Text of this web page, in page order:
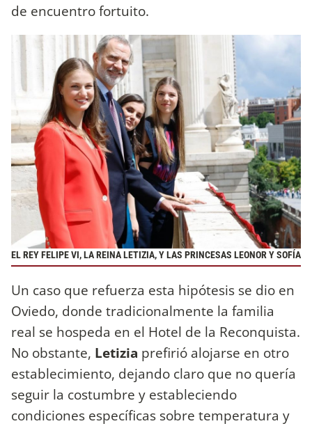
de encuentro fortuito.
EL REY FELIPE VI, LA REINA LETIZIA, Y LAS PRINCESAS LEONOR Y SOFÍA
Un caso que refuerza esta hipótesis se dio en
Oviedo, donde tradicionalmente la familia
real se hospeda en el Hotel de la Reconquista.
No obstante, Letizia prefirió alojarse en otro
establecimiento, dejando claro que no quería
seguir la costumbre y estableciendo
condiciones específicas sobre temperatura y